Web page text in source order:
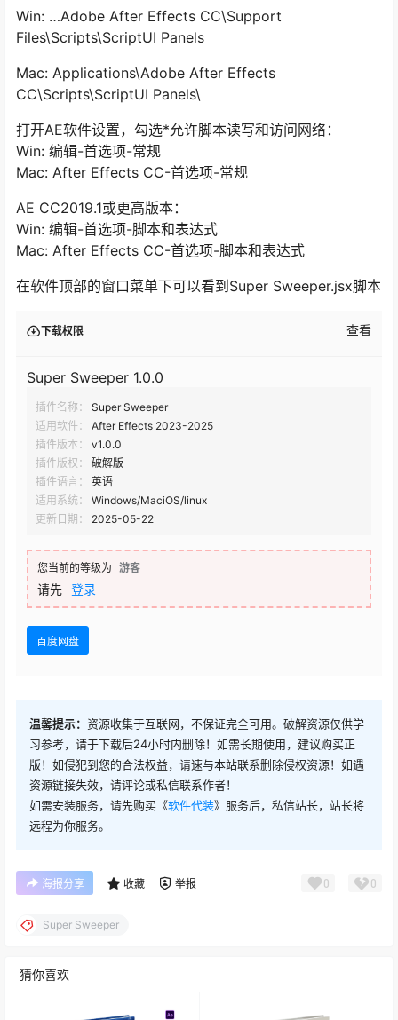
Win: …Adobe After Effects CC\Support
Files\Scripts\ScriptUI Panels
Mac: Applications\Adobe After Effects
CC\Scripts\ScriptUI Panels\
打开AE软件设置，勾选*允许脚本读写和访问网络：
Win: 编辑-首选项-常规
Mac: After Effects CC-首选项-常规
AE CC2019.1或更高版本：
Win: 编辑-首选项-脚本和表达式
Mac: After Effects CC-首选项-脚本和表达式
在软件顶部的窗口菜单下可以看到Super Sweeper.jsx脚本
下载权限 查看
Super Sweeper 1.0.0
插件名称：
Super Sweeper
适用软件：
After Effects 2023-2025
插件版本：
v1.0.0
插件版权：
破解版
插件语言：
英语
适用系统：
Windows/MaciOS/linux
更新日期：
2025-05-22
您当前的等级为 游客
请先 登录
百度网盘
温馨提示： 资源收集于互联网，不保证完全可用。破解资源仅供学
习参考，请于下载后24小时内删除！如需长期使用，建议购买正
版！如侵犯到您的合法权益，请速与本站联系删除侵权资源！如遇
资源链接失效，请评论或私信联系作者！
如需安装服务，请先购买《软件代装》服务后，私信站长，站长将
远程为你服务。
海报分享 收藏 举报 0 0
Super Sweeper
猜你喜欢